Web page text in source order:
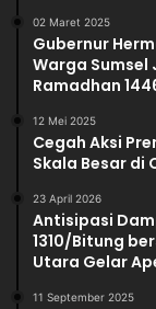
02 Maret 2025
Gubernur
Warga Sumsel
Ramadhan
12 Mei 2025
Cegah Aksi
Skala Besar di
23 April 2026
Antisipasi
1310/Bitung
Utara Gelar
11 September 2025